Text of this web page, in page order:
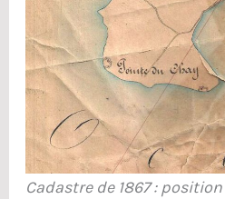
Cadastre de 1867 :